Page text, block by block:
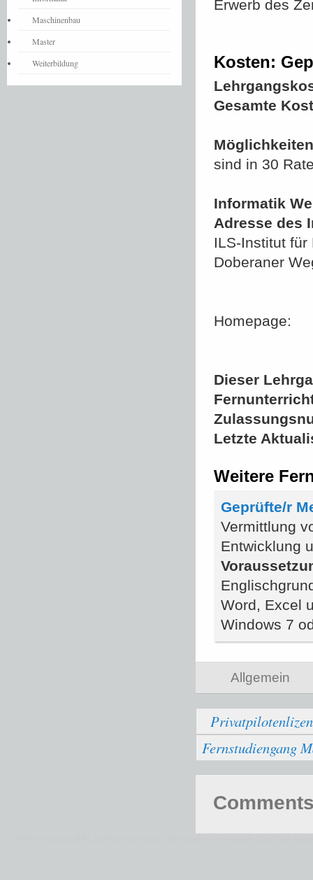
Erwerb des
Kosten:
Gesamte
sind in 30
Informatik
Adresse des
ILS-Institut
Doberaner
Homepage:
Dieser
Letzte
Weitere
Geprüfte/r
Vermittlung
Entwicklung
Word, Excel
Windows 7
Allgemein
Fernstudiengang
Maschinenbau
Master
Weiterbildung